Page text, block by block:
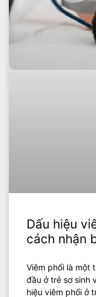
Dấu hiệu
cách nhận
Viêm phổi là một
đầu ở trẻ sơ sinh
hiệu viêm phổi ở